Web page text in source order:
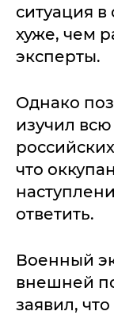
ситуация
хуже, чем
эксперты.
Однако
изучил
что
ответить.
Военный
внешней
заявил,